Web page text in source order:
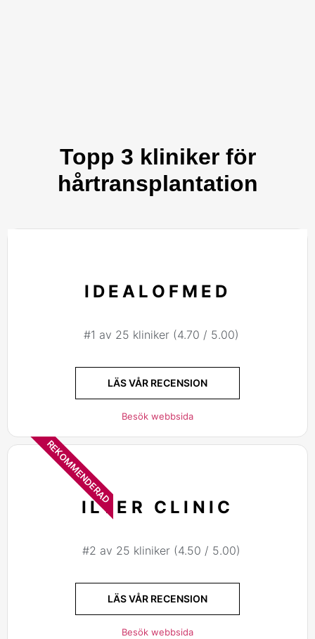
Topp 3 kliniker för
hårtransplantation
IDEALOFMED
#1 av 25 kliniker (4.70 / 5.00)
LÄS VÅR RECENSION
Besök webbsida
REKOMMENDERAD
ILTER CLINIC
#2 av 25 kliniker (4.50 / 5.00)
LÄS VÅR RECENSION
Besök webbsida